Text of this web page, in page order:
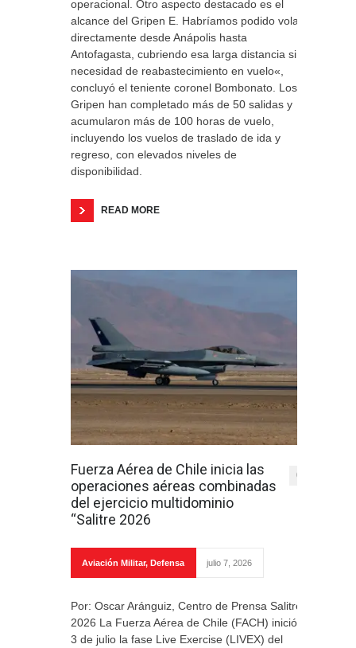
operacional. Otro aspecto destacado es el
alcance del Gripen E. Habríamos podido volar
directamente desde Anápolis hasta
Antofagasta, cubriendo esa larga distancia sin
necesidad de reabastecimiento en vuelo«,
concluyó el teniente coronel Bombonato. Los
Gripen han completado más de 50 salidas y
acumularon más de 100 horas de vuelo,
incluyendo los vuelos de traslado de ida y
regreso, con elevados niveles de
disponibilidad.
READ MORE
Fuerza Aérea de Chile inicia las
operaciones aéreas combinadas
del ejercicio multidominio
“Salitre 2026
0
Aviación Militar, Defensa julio 7, 2026
Por: Oscar Aránguiz, Centro de Prensa Salitre
2026 La Fuerza Aérea de Chile (FACH) inició el
3 de julio la fase Live Exercise (LIVEX) del